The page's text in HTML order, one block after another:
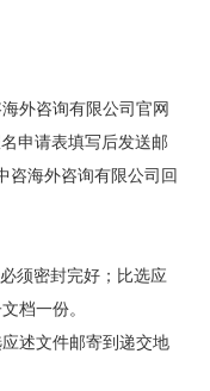
外咨询有限公司官网
申请表填写后发送邮
咨海外咨询有限公司回
须密封完好；比选应
档一份。
述文件邮寄到递交地